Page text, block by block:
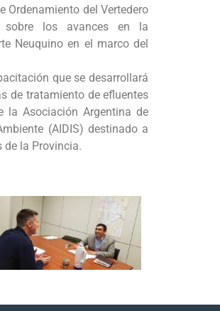
Ordenamiento del Vertedero
sobre los avances en la
Neuquino en el marco del
que se desarrollará
de tratamiento de efluentes
la Asociación Argentina de
(AIDIS) destinado a
de la Provincia.